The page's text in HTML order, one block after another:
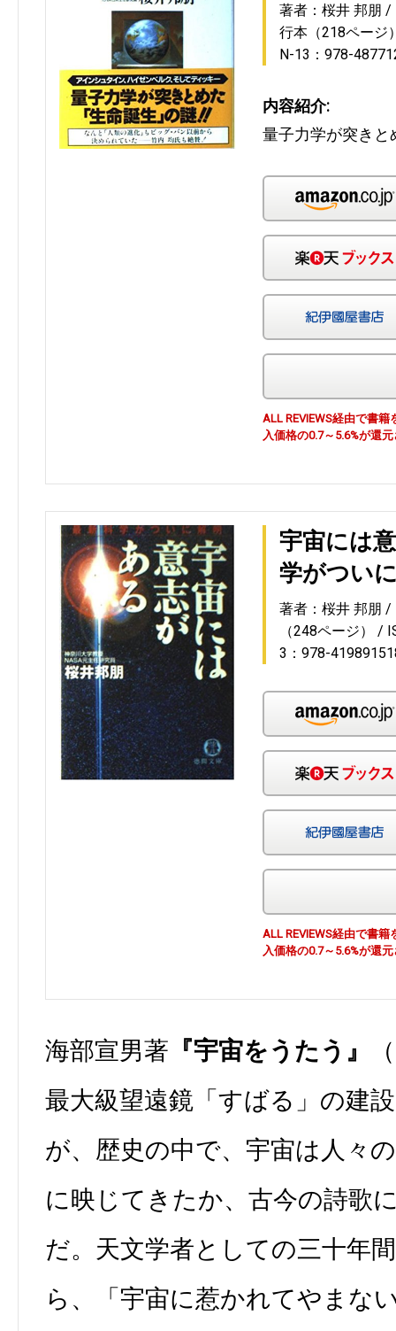
著者：桜井 邦朋
行本（218ページ
N-13：978-
内容紹介:
量子力学が突きと
ALL REVIEWS経由で書
入価格の0.7～5.6%が還
宇宙には
学がつい
著者：桜井 邦朋
（248ページ）
3：978-
ALL REVIEWS経由で書
入価格の0.7～5.6%が還
海部宣男著 『宇宙をうたう』
最大級望遠鏡「すばる」の建
が、歴史の中で、宇宙は人々
に映じてきたか、古今の詩歌
だ。天文学者としての三十年
ら、「宇宙に惹かれてやまな